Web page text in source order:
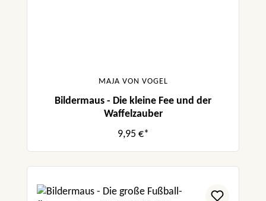
MAJA VON VOGEL
Bildermaus - Die kleine Fee und der
Waffelzauber
9,95 €*